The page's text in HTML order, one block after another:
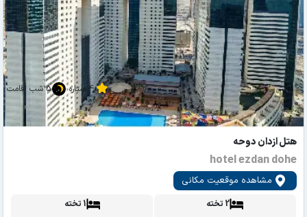
هتل ازدان دوحه
hotel ezdan dohe
مشاهده موقعیت مکانی
4 ستاره 5 شب اقامت
2 تخته 1 تخته